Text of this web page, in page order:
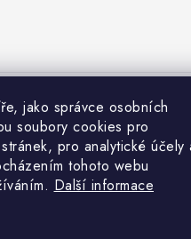
jako správce osobních
soubory cookies pro
pro analytické účely
tohoto webu
Další informace
recenze VseProZvire.cz
Vše Pro Zvíře. Všechna práva